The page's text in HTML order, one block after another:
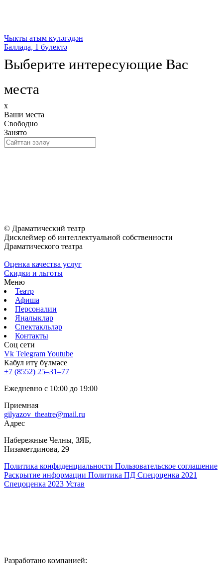
Чыкты атым күләгәдән
Баллада, 1 бүлектә
Выберите интересующие Вас
места
x
Ваши места
Свободно
Занято
© Драматический театр
Дисклеймер об интеллектуальной собственности
Драматического театра
Оценка качества услуг
Скидки и льготы
Меню
Театр
Афиша
Персоналии
Яңалыклар
Спектакльләр
Контакты
Соц cети
Vk TelegramYoutube
Кабул итү бүлмәсе
+7 (8552) 25‒31‒77
Ежедневно с 10:00 до 19:00
Приемная
gilyazov_theatre@mail.ru
Адрес
​Набережные Челны, ЗЯБ,
Низаметдинова, 29
Политика конфиденциальности Пользовательское соглашение
Раскрытие информации Политика ПД Спецоценка 2021
Спецоценка 2023 Устав
Разработано компанией: